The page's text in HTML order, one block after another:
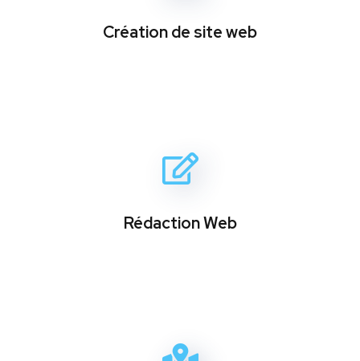
Création de site web
Rédaction Web